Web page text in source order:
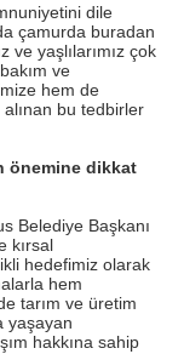
dile
çamurda buradan
ve yaşlılarımız çok
ve
hem de
alınan bu tedbirler
önemine dikkat
Belediye Başkanı
kırsal
hedefimiz olarak
hem
tarım ve üretim
yaşayan
hakkına sahip